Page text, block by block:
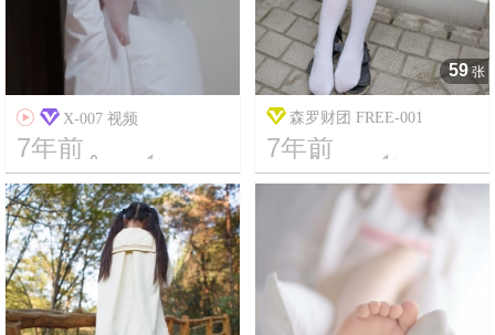
 X-007 视频
7年前
5 4342
59 张
森罗财团 FREE-001
7年前
14 13787